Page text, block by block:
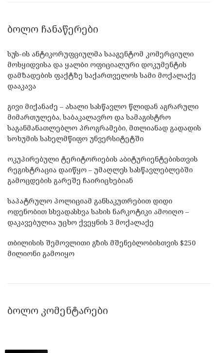
ᲑᲝᲚᲝ ᲩᲐᲜᲐᲬᲔᲠᲔᲑᲘ
სუს-ის ანტიკორუფციულმა სააგენტომ კომერციული
მოსყიდვისა და ყალბი ოფიციალური დოკუმენტის
დამზადების ფაქტზე საქართველოს სამი მოქალაქე
დააკავა
გივი მიქანაძე – ახალი სასწავლო წლიდან აგრარული
მიმართულება, საბაკალავრო და სამაგისტრო
საგანმანათლებლო პროგრამები, მთლიანად გადადის
სოხუმის სახელმწიფო უნვერსიტეტში
ოკუპირებული ტერიტორიების აბიტურიენტებისთვის
რეგისტრაცია დაიწყო – უმაღლეს სასწავლებლებში
გამოცდების გარეშე ჩაირიცხებიან
საპატრულო პოლიციამ განსაკუთრებით დიდი
ოდენობით სხვადასხვა სახის ნარკოტიკი ამოიღო –
დაკავებულია უცხო ქვეყნის 3 მოქალაქე
თბილისის შემოვლითი გზის მშენებლობისთვის $250
მილიონი გამოიყო
ᲑᲝᲚᲝ ᲙᲝᲛᲔᲜᲢᲐᲠᲔᲑᲘ